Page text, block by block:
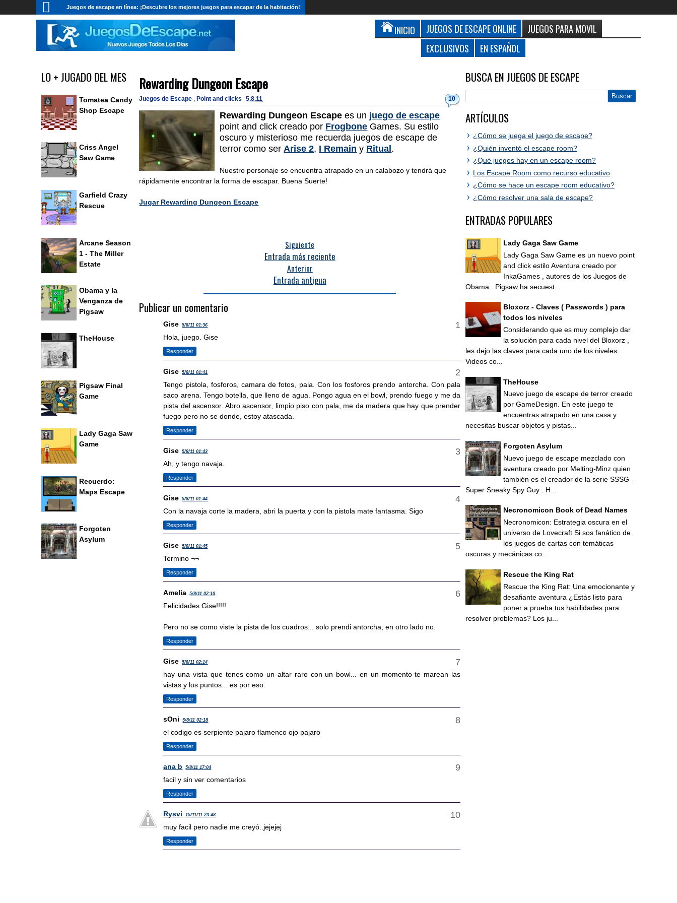
Juegos de escape en línea: ¡Descubre los mejores juegos para escapar de la habitación!
INICIO JUEGOS DE ESCAPE ONLINE
JUEGOS PARA MOVIL
EXCLUSIVOS
EN ESPAÑOL
Rewarding Dungeon Escape
10
Juegos de Escape , Point and clicks 5.8.11
Rewarding Dungeon Escape es un juego de escape
point and click creado por Frogbone Games. Su estilo
oscuro y misterioso me recuerda juegos de escape de
terror como serArise 2, I Remain y Ritual .
Nuestro personaje se encuentra atrapado en un calabozo y tendrá que
rápidamente encontrar la forma de escapar. Buena Suerte!
Jugar Rewarding Dungeon Escape
Siguiente
Entrada más reciente
Anterior
Entrada antigua
Publicar un comentario
Gise 5/8/11 01:36
Hola, juego. Gise
Responder
Gise 5/8/11 01:41
Tengo pistola, fosforos, camara de fotos, pala. Con los fosforos prendo antorcha. Con pala
saco arena. Tengo botella, que lleno de agua. Pongo agua en el bowl, prendo fuego y me da
pista del ascensor. Abro ascensor, limpio piso con pala, me da madera que hay que prender
fuego pero no se donde, estoy atascada.
Responder
Gise 5/8/11 01:43
Ah, y tengo navaja.
Responder
Gise 5/8/11 01:44
Con la navaja corte la madera, abri la puerta y con la pistola mate fantasma. Sigo
Responder
Gise 5/8/11 01:45
Termino ¬¬
Responder
Amelia 5/8/11 02:10
Felicidades Gise!!!!!
Pero no se como viste la pista de los cuadros... solo prendi antorcha, en otro lado no.
Responder
Gise 5/8/11 02:14
hay una vista que tenes como un altar raro con un bowl... en un momento te marean las
vistas y los puntos... es por eso.
Responder
sOni 5/8/11 02:18
el codigo es serpiente pajaro flamenco ojo pajaro
Responder
ana b 5/8/11 17:04
facil y sin ver comentarios
Responder
Rysvi 15/11/11 23:48
muy facil pero nadie me creyó..jejejej
Responder
LO + JUGADO DEL MES
Tomatea Candy
Shop Escape
Criss Angel
Saw Game
Garfield Crazy
Rescue
Arcane Season
1 - The Miller
Estate
Obama y la
Venganza de
Pigsaw
TheHouse
Pigsaw Final
Game
Lady Gaga Saw
Game
Recuerdo:
Maps Escape
Forgoten
Asylum
BUSCA EN JUEGOS DE ESCAPE
ARTÍCULOS
¿Cómo se juega el juego de escape?
¿Quién inventó el escape room?
¿Qué juegos hay en un escape room?
Los Escape Room como recurso educativo
¿Cómo se hace un escape room educativo?
¿Cómo resolver una sala de escape?
ENTRADAS POPULARES
Lady Gaga Saw Game
Lady Gaga Saw Game es un nuevo point
and click estilo Aventura creado por
InkaGames , autores de los Juegos de
Obama . Pigsaw ha secuest...
Bloxorz - Claves ( Passwords ) para
todos los niveles
Considerando que es muy complejo dar
la solución para cada nivel del Bloxorz ,
les dejo las claves para cada uno de los niveles.
Videos co...
TheHouse
Nuevo juego de escape de terror creado
por GameDesign. En este juego te
encuentras atrapado en una casa y
necesitas buscar objetos y pistas...
Forgoten Asylum
Nuevo juego de escape mezclado con
aventura creado por Melting-Minz quien
también es el creador de la serie SSSG -
Super Sneaky Spy Guy . H...
Necronomicon Book of Dead Names
Necronomicon: Estrategia oscura en el
universo de Lovecraft Si sos fanático de
los juegos de cartas con temáticas
oscuras y mecánicas co...
Rescue the King Rat
Rescue the King Rat: Una emocionante y
desafiante aventura ¿Estás listo para
poner a prueba tus habilidades para
resolver problemas? Los ju...